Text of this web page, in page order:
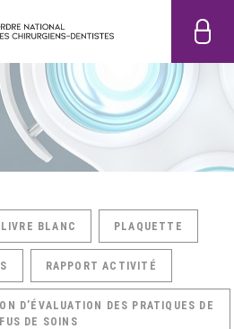
LIVRE BLANC PLAQUETTE
RAPPORT ACTIVITÉ
D’ÉVALUATION DES PRATIQUES DE
DE SOINS